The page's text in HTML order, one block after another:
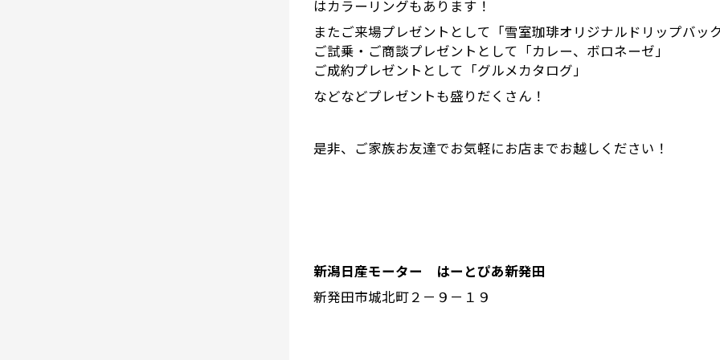
はカラーリングもあります！
またご来場プレゼントとして「雪室珈琲オリジナルドリップバッ
ご試乗・ご商談プレゼントとして「カレー、ボロネーゼ」
ご成約プレゼントとして「グルメカタログ」
などなどプレゼントも盛りだくさん！
是非、ご家族お友達でお気軽にお店までお越しください！
新潟日産モーター はーとぴあ新発田
新発田市城北町２－９－１９